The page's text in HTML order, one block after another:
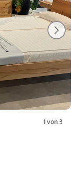
1 von 3